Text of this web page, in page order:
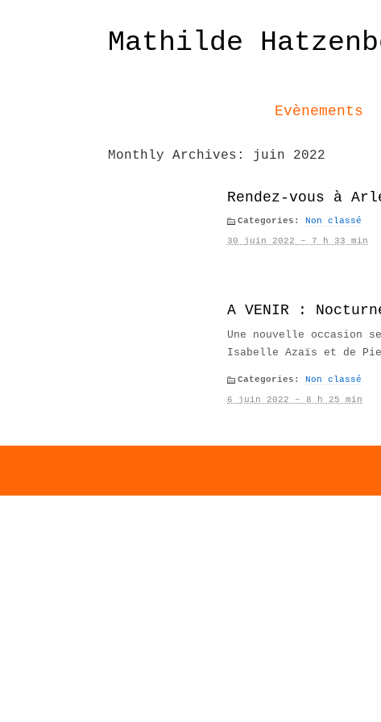
Mathilde
Evènements
Monthly Archives: juin 2022
Rendez-vous à
Categories: Non classé
30 juin 2022 – 7 h 33 min
A VENIR :
Une nouvelle occasion
Isabelle Azaïs et de
Categories: Non classé
6 juin 2022 – 8 h 25 min